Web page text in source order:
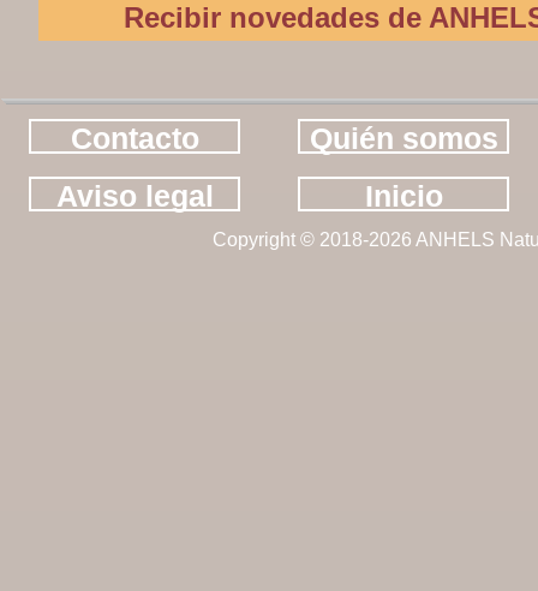
Recibir novedades de
Contacto
Quién somos
Aviso legal
Inicio
Copyright © 2018-2026 ANHELS